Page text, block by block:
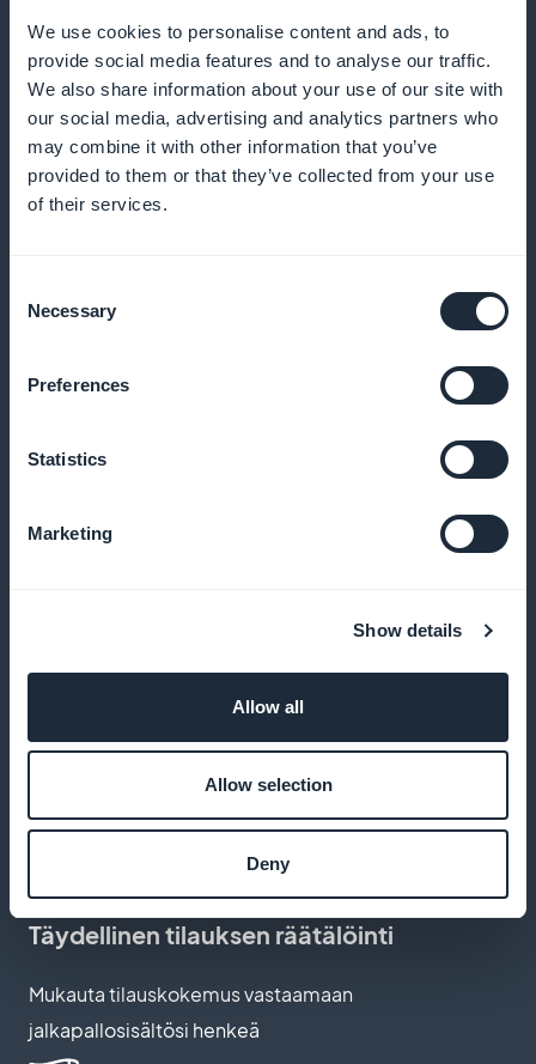
We use cookies to personalise content and ads, to
provide social media features and to analyse our traffic.
We also share information about your use of our site with
our social media, advertising and analytics partners who
may combine it with other information that you’ve
provided to them or that they’ve collected from your use
of their services.
Selection
Necessary
Preferences
Statistics
Marketing
Show details
Allow all
Allow selection
Deny
Ja paljon muuta
Yksityiskohtaiset tilastot tilaajistasi
käyttäytymistä koskevien tarkkojen tietojen avulla
Myynninedistämistarkoituksessa widget
sovelluksessasi
Nollaprovisiota tuloistasi
Maksimoi voittosi: tilaustuloista ei tehdä vähennyksiä
Täydellinen tilauksen räätälöinti
Mukauta tilauskokemus vastaamaan
jalkapallosisältösi henkeä